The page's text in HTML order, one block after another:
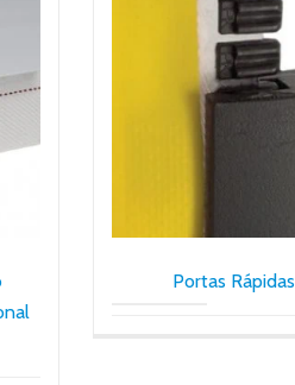
Portas Rápidas